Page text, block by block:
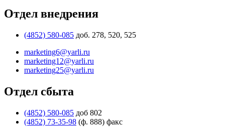
Отдел внедрения
(4852) 580-085 доб. 278, 520, 525
marketing6@yarli.ru
marketing12@yarli.ru
marketing25@yarli.ru
Отдел сбыта
(4852) 580-085 доб 802
(4852) 73-35-98 (ф. 888) факс